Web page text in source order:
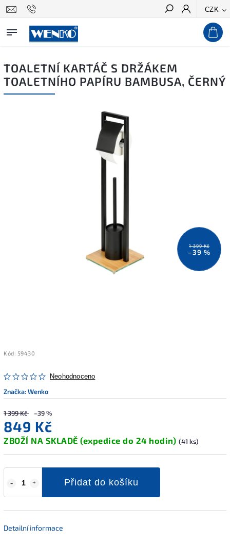
CZK
Hledat
TOALETNÍ KARTÁČ S DRŽÁKEM
TOALETNÍHO PAPÍRU BAMBUSA, ČERNÝ
1 399 Kč
–39 %
Kód: 59430
Neohodnoceno
Značka:Wenko
1 399 Kč –39 %
849 Kč
ZBOŽÍ NA SKLADĚ (expedice do 24 hodin) (41 ks)
Přidat do košíku
Detailní informace